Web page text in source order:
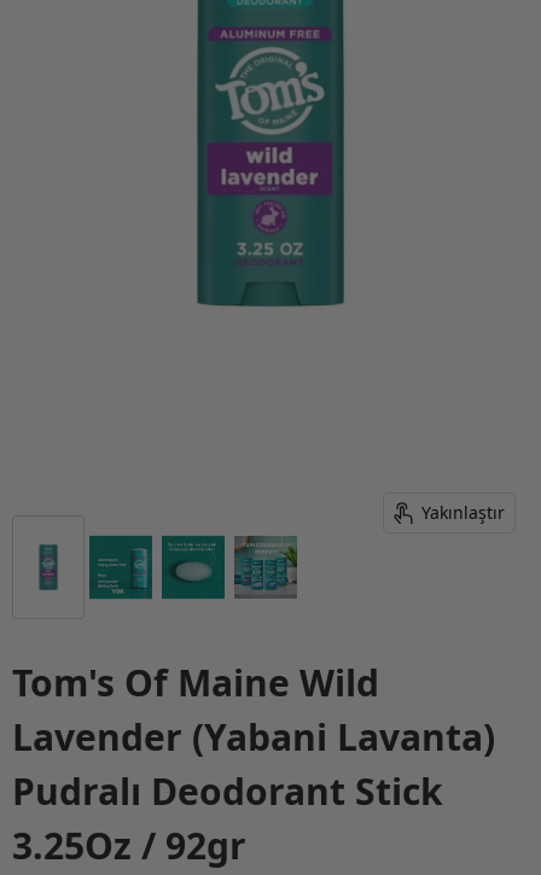
Yakınlaştır
Tom's Of Maine Wild
Lavender (Yabani Lavanta)
Pudralı Deodorant Stick
3.25Oz / 92gr